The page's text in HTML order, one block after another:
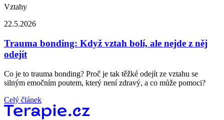
Vztahy
22.5.2026
Trauma bonding: Když vztah bolí, ale nejde z něj
odejít
Co je to trauma bonding? Proč je tak těžké odejít ze vztahu se
silným emočním poutem, který není zdravý, a co může pomoci?
Celý článek